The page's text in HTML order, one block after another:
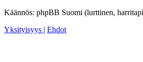
Käännös: phpBB Suomi (lurttinen,
Yksityisyys | Ehdot